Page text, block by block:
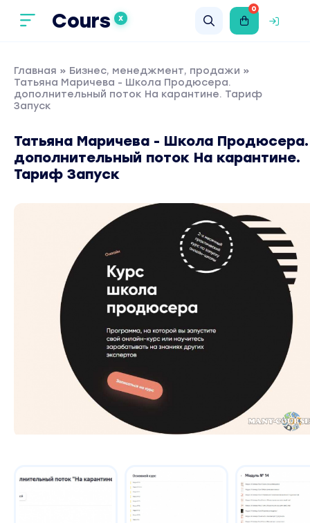
Cours X
0
Главная » Бизнес, менеджмент, продажи »
Татьяна Маричева - Школа Продюсера.
дополнительный поток На карантине. Тариф
Запуск
Татьяна Маричева - Школа Продюсера.
дополнительный поток На карантине.
Тариф Запуск